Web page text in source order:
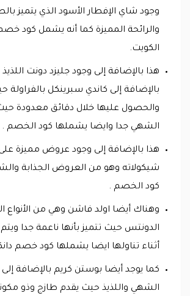
وجود شاي الإفطار الأسود الذي يتميز
والرائحة المميزة كما أنه يشمل كود
الكويت.
هذا بالإضافة إلى وجود جليزد دونت
بالإضافة إلى كاندي سبرينكل
والحصول عليها خلال دقائق معدودة
الشهي جدا وايضا يشملها كود الخصم .
هذا بالإضافة إلى وجود عروض مميزة
شيكولاته وهو من العروض الجذابة
كود الخصم .
وهناك أيضا اولد فاشن وهي من الأنواع
الدونتس حيث تتميز بأنها ناعمة جدا ويتم
أثناء تناولها ايضا يشملها كود خصم
كما يوجد أيضا بوستن كريم بالإضافة
الشهي واللذيذ حيث يقدم طازج وذو